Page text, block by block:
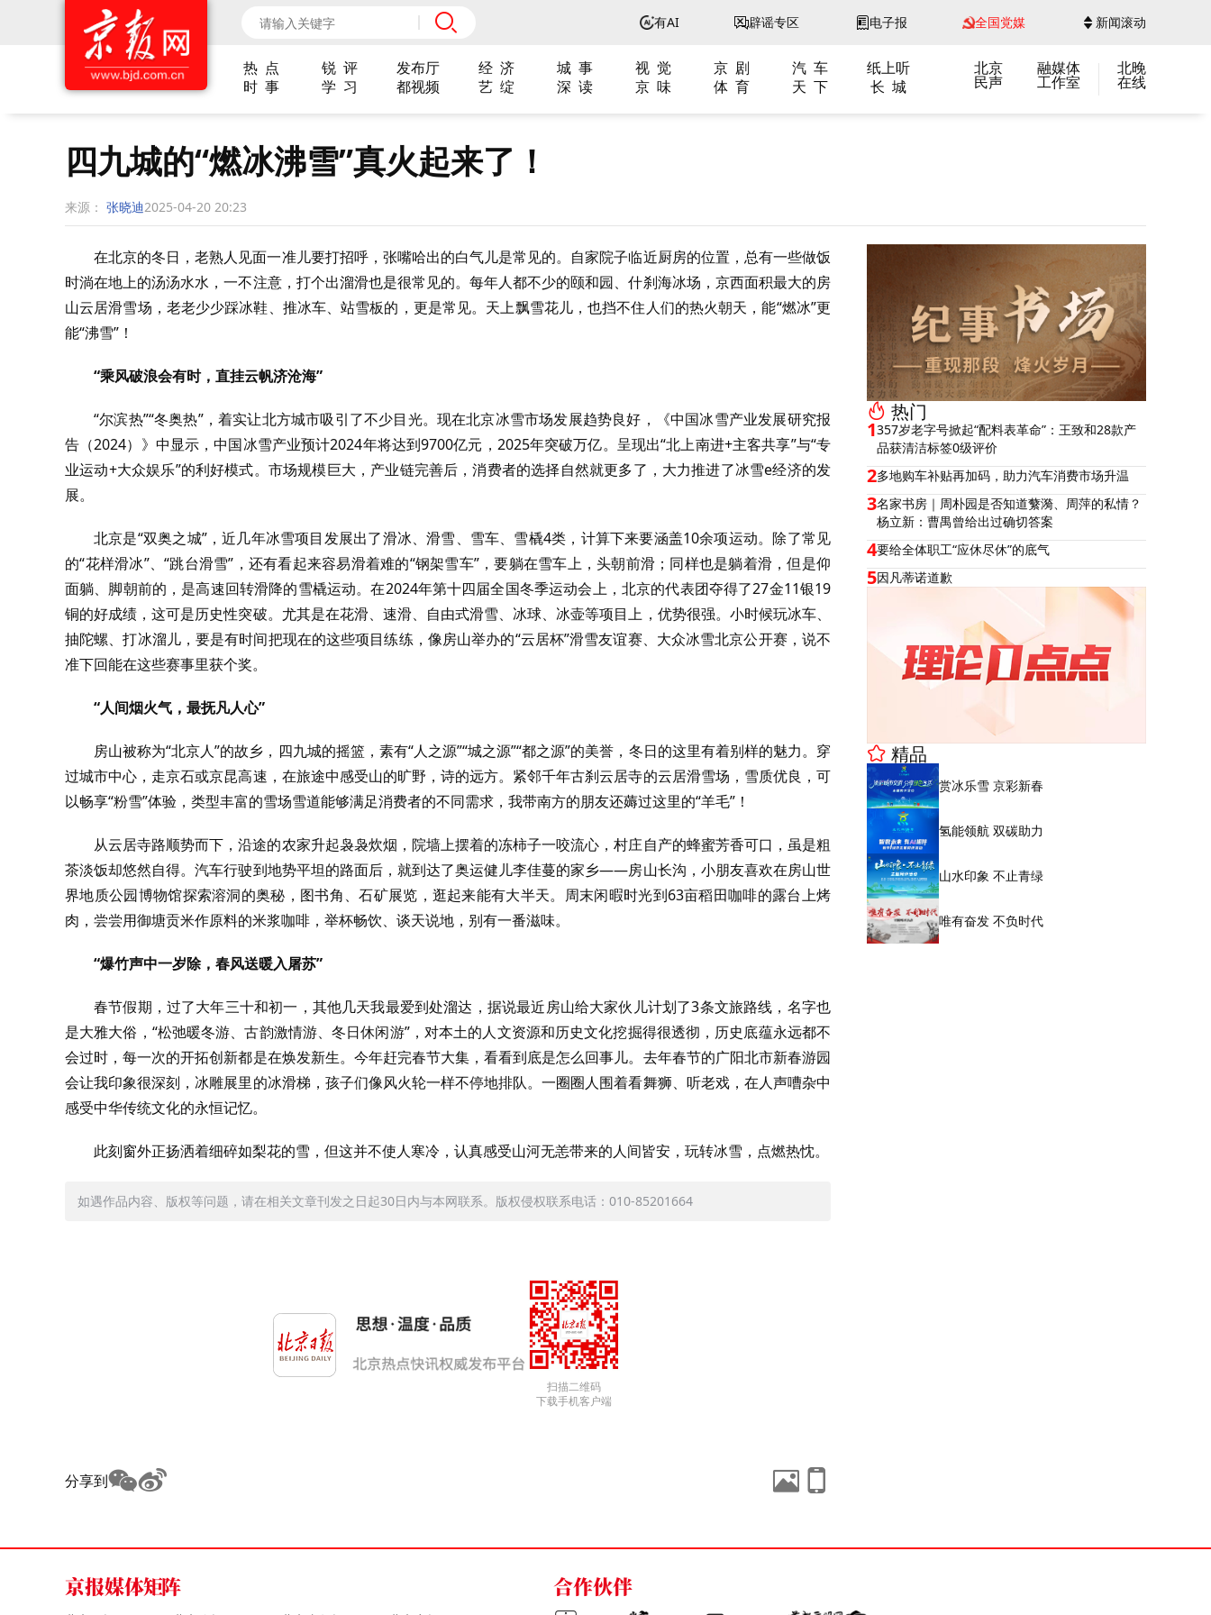
有AI 辟谣专区 电子报 全国党媒 新闻滚动
热 点 锐 评 发布厅 经 济 城 事 视 觉 京 剧 汽 车
纸上听
时 事
学 习 都视频 艺 绽 深 读 京 味 体 育 天 下 长 城
北京
民声
融媒体
工作室
北晚
在线
四九城的“燃冰沸雪”真火起来了！
来源： 张晓迪2025-04-20 20:23
在北京的冬日，老熟人见面一准儿要打招呼，张嘴哈出的白气儿是常见的。自家院子临近厨房的位置，总有一些做饭
时淌在地上的汤汤水水，一不注意，打个出溜滑也是很常见的。每年人都不少的颐和园、什刹海冰场，京西面积最大的房
山云居滑雪场，老老少少踩冰鞋、推冰车、站雪板的，更是常见。天上飘雪花儿，也挡不住人们的热火朝天，能“燃冰”更
能“沸雪”！
“乘风破浪会有时，直挂云帆济沧海”
“尔滨热”“冬奥热”，着实让北方城市吸引了不少目光。现在北京冰雪市场发展趋势良好，《中国冰雪产业发展研究报
告（2024）》中显示，中国冰雪产业预计2024年将达到9700亿元，2025年突破万亿。呈现出“北上南进+主客共享”与“专
业运动+大众娱乐”的利好模式。市场规模巨大，产业链完善后，消费者的选择自然就更多了，大力推进了冰雪e经济的发
展。
北京是“双奥之城”，近几年冰雪项目发展出了滑冰、滑雪、雪车、雪橇4类，计算下来要涵盖10余项运动。除了常见
的“花样滑冰”、“跳台滑雪”，还有看起来容易滑着难的“钢架雪车”，要躺在雪车上，头朝前滑；同样也是躺着滑，但是仰
面躺、脚朝前的，是高速回转滑降的雪橇运动。在2024年第十四届全国冬季运动会上，北京的代表团夺得了27金11银19
铜的好成绩，这可是历史性突破。尤其是在花滑、速滑、自由式滑雪、冰球、冰壶等项目上，优势很强。小时候玩冰车、
抽陀螺、打冰溜儿，要是有时间把现在的这些项目练练，像房山举办的“云居杯”滑雪友谊赛、大众冰雪北京公开赛，说不
准下回能在这些赛事里获个奖。
“人间烟火气，最抚凡人心”
房山被称为“北京人”的故乡，四九城的摇篮，素有“人之源”“城之源”“都之源”的美誉，冬日的这里有着别样的魅力。穿
过城市中心，走京石或京昆高速，在旅途中感受山的旷野，诗的远方。紧邻千年古刹云居寺的云居滑雪场，雪质优良，可
以畅享“粉雪”体验，类型丰富的雪场雪道能够满足消费者的不同需求，我带南方的朋友还薅过这里的“羊毛”！
从云居寺路顺势而下，沿途的农家升起袅袅炊烟，院墙上摆着的冻柿子一咬流心，村庄自产的蜂蜜芳香可口，虽是粗
茶淡饭却悠然自得。汽车行驶到地势平坦的路面后，就到达了奥运健儿李佳蔓的家乡——房山长沟，小朋友喜欢在房山世
界地质公园博物馆探索溶洞的奥秘，图书角、石矿展览，逛起来能有大半天。周末闲暇时光到63亩稻田咖啡的露台上烤
肉，尝尝用御塘贡米作原料的米浆咖啡，举杯畅饮、谈天说地，别有一番滋味。
“爆竹声中一岁除，春风送暖入屠苏”
春节假期，过了大年三十和初一，其他几天我最爱到处溜达，据说最近房山给大家伙儿计划了3条文旅路线，名字也
是大雅大俗，“松弛暖冬游、古韵激情游、冬日休闲游”，对本土的人文资源和历史文化挖掘得很透彻，历史底蕴永远都不
会过时，每一次的开拓创新都是在焕发新生。今年赶完春节大集，看看到底是怎么回事儿。去年春节的广阳北市新春游园
会让我印象很深刻，冰雕展里的冰滑梯，孩子们像风火轮一样不停地排队。一圈圈人围着看舞狮、听老戏，在人声嘈杂中
感受中华传统文化的永恒记忆。
此刻窗外正扬洒着细碎如梨花的雪，但这并不使人寒冷，认真感受山河无恙带来的人间皆安，玩转冰雪，点燃热忱。
如遇作品内容、版权等问题，请在相关文章刊发之日起30日内与本网联系。版权侵权联系电话：010-85201664
扫描二维码
下载手机客户端
分享到
热门
1357岁老字号掀起“配料表革命”：王致和28款产
品获清洁标签0级评价
2多地购车补贴再加码，助力汽车消费市场升温
3名家书房｜周朴园是否知道蘩漪、周萍的私情？
杨立新：曹禺曾给出过确切答案
4要给全体职工“应休尽休”的底气
5因凡蒂诺道歉
精品
赏冰乐雪 京彩新春
氢能领航 双碳助力
山水印象 不止青绿
唯有奋发 不负时代
京报媒体矩阵 合作伙伴